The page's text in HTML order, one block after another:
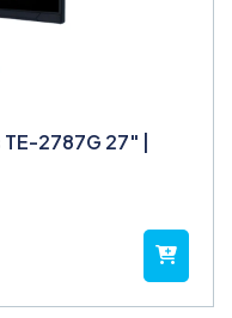
2787G 27" |